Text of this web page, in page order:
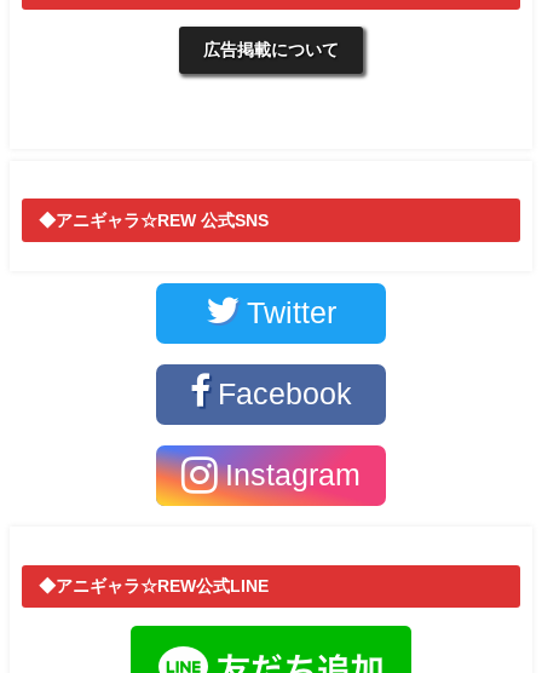
広告掲載について
◆アニギャラ☆REW 公式SNS
Twitter
Facebook
Instagram
◆アニギャラ☆REW公式LINE